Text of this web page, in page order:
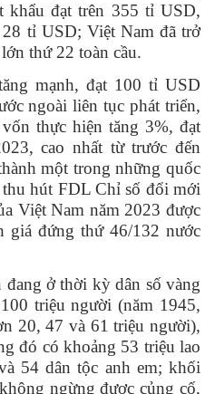
khẩu đạt trên 355 tỉ USD,
tỉ USD; Việt Nam đã trở
thứ 22 toàn cầu.
mạnh, đạt 100 tỉ USD
ngoài liên tục phát triển,
thực hiện tăng 3%, đạt
cao nhất từ trước đến
một trong những quốc
hút FDL Chỉ số đổi mới
Việt Nam năm 2023 được
giá đứng thứ 46/132 nước
ở thời kỳ dân số vàng
triệu người (năm 1945,
20, 47 và 61 triệu người),
đó có khoảng 53 triệu lao
54 dân tộc anh em; khối
ngừng được củng cố,